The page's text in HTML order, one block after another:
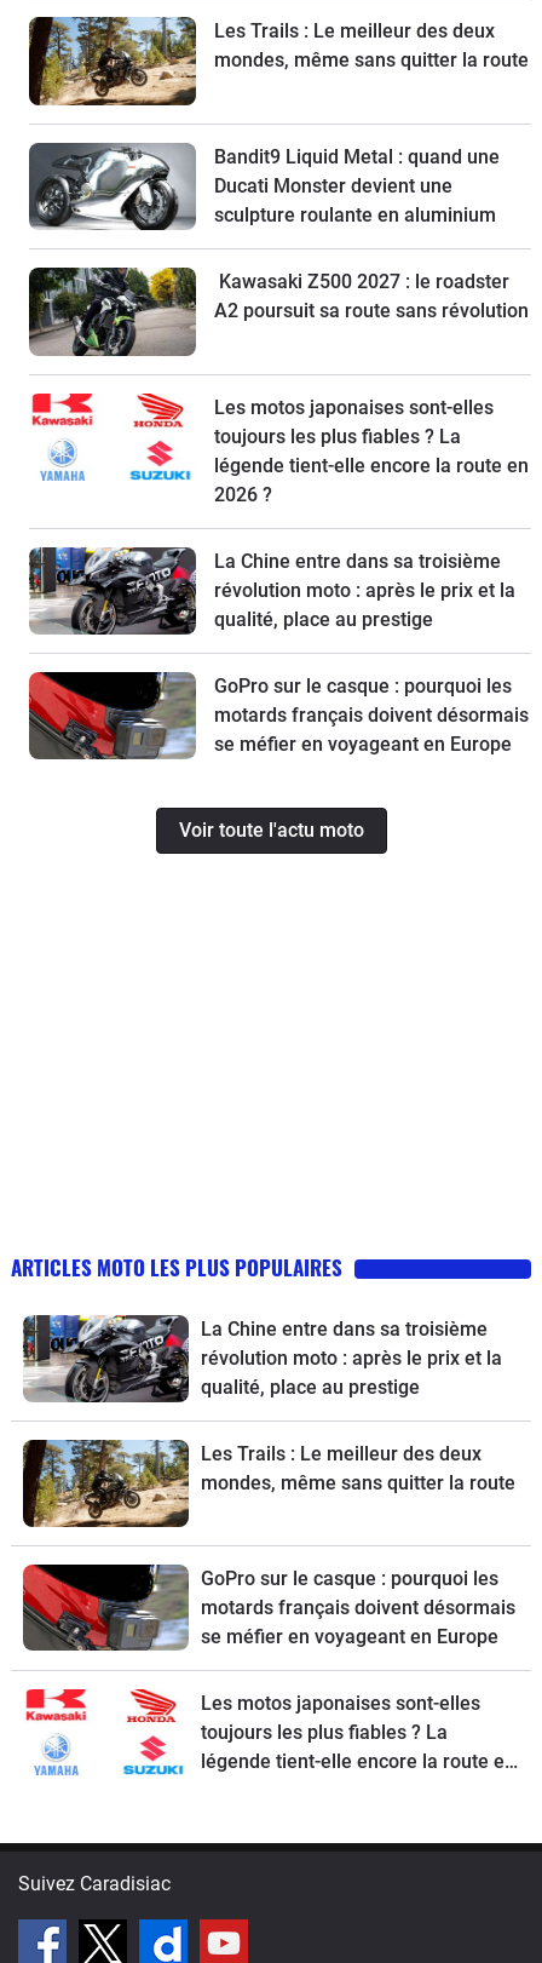
Les Trails : Le meilleur des deux
mondes, même sans quitter la route
Bandit9 Liquid Metal : quand une
Ducati Monster devient une
sculpture roulante en aluminium
Kawasaki Z500 2027 : le roadster
A2 poursuit sa route sans révolution
Les motos japonaises sont-elles
toujours les plus fiables ? La
légende tient-elle encore la route en
2026 ?
La Chine entre dans sa troisième
révolution moto : après le prix et la
qualité, place au prestige
GoPro sur le casque : pourquoi les
motards français doivent désormais
se méfier en voyageant en Europe
Voir toute l'actu moto
ARTICLES MOTO LES PLUS POPULAIRES
La Chine entre dans sa troisième
révolution moto : après le prix et la
qualité, place au prestige
Les Trails : Le meilleur des deux
mondes, même sans quitter la route
GoPro sur le casque : pourquoi les
motards français doivent désormais
se méfier en voyageant en Europe
Les motos japonaises sont-elles
toujours les plus fiables ? La
légende tient-elle encore la route en
Suivez Caradisiac